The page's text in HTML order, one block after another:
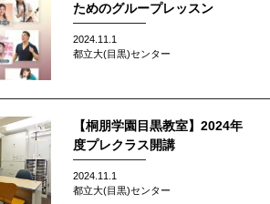
ためのグループレッスン
2024.11.1
都立大(目黒)センター
【桐朋学園目黒教室】2024年
度プレクラス開講
2024.11.1
都立大(目黒)センター